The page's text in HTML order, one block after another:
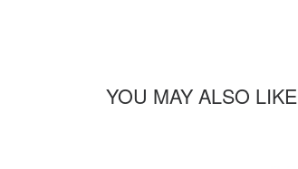
YOU MAY ALSO LIKE